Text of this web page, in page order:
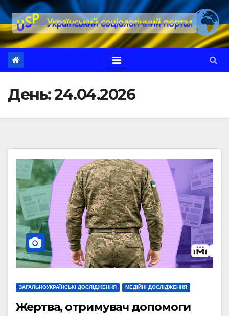
Перейти
до
вмісту
День:24.04.2026
ЗАГАЛЬНОУКРАЇНСЬКІ ДОСЛІДЖЕННЯ МЕДІЙНІ ДОСЛІДЖЕННЯ
Жертва, отримувач допомоги